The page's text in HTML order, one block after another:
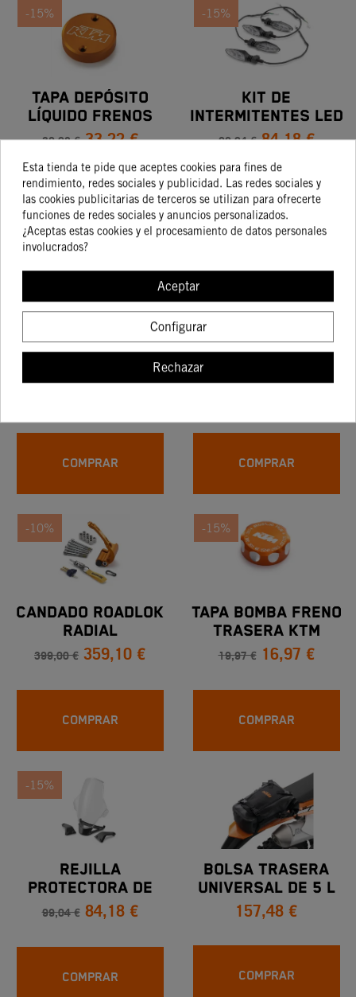
-15%
TAPA DEPÓSITO
LÍQUIDO FRENOS
39,08 € 33,22 €
COMPRAR
-15%
KIT DE
INTERMITENTES LED
KTM
99,04 € 84,18 €
COMPRAR
-15%
REJILLA
COMPRAR
-15%
PROTECTOR DEL
COMPRAR
-10%
CANDADO ROADLOK
RADIAL
399,00 € 359,10 €
COMPRAR
-15%
TAPA BOMBA FRENO
TRASERA KTM
MECANIZADA
NARANJA
19,97 € 16,97 €
COMPRAR
-15%
REJILLA
PROTECTORA DE
FARO KTM
ADVENTURE 2.013-
2.017
99,04 € 84,18 €
COMPRAR
BOLSA TRASERA
UNIVERSAL DE 5 L
157,48 €
COMPRAR
Esta tienda te pide que aceptes cookies para fines de
rendimiento, redes sociales y publicidad. Las redes sociales y
las cookies publicitarias de terceros se utilizan para ofrecerte
funciones de redes sociales y anuncios personalizados.
¿Aceptas estas cookies y el procesamiento de datos personales
involucrados?
Aceptar
Configurar
Rechazar